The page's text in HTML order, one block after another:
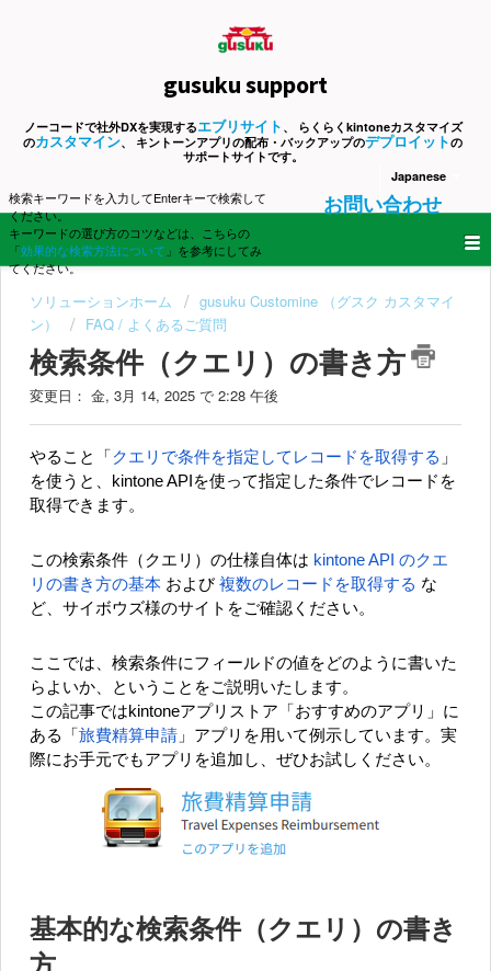
gusuku support
ノーコードで社外DXを実現するエブリサイト 、 らくらくkintoneカスタマイズ
のカスタマイン、 キントーンアプリの配布・バックアップのデプロイットの
サポートサイトです。
Japanese
検索キーワードを入力してEnterキーで検索して
ください。
キーワードの選び方のコツなどは、こちらの
「効果的な検索方法について 」を参考にしてみ
てください。
お問い合わせ
ソリューションホーム
gusuku Customine （グスク カスタマイ
ン）
FAQ / よくあるご質問
検索条件（クエリ）の書き方
変更日： 金, 3月 14, 2025 で 2:28 午後
やること「 クエリで条件を指定してレコードを取得する 」
を使うと、kintone APIを使って指定した条件でレコードを
取得できます。
この検索条件（クエリ）の仕様自体は kintone API のクエ
リの書き方の基本 および複数のレコードを取得する な
ど、サイボウズ様のサイトをご確認ください。
ここでは、検索条件にフィールドの値をどのように書いた
らよいか、ということをご説明いたします。
この記事ではkintoneアプリストア「おすすめのアプリ」に
ある「 旅費精算申請 」アプリを用いて例示しています。実
際にお手元でもアプリを追加し、ぜひお試しください。
基本的な検索条件（クエリ）の書き
方